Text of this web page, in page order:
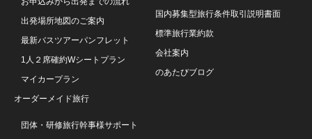
出発場所地図のご案内
最新バスツアーパンフレット
1人２席確約Wシートプラン
マイカープラン
オーダーメイド旅行
団体・研修旅行幹事様サポート
国内募集型旅行条件取引説明書面
標準旅行業約款
会社案内
のあたびブログ